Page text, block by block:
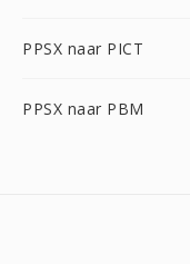
PPSX naar PICT
PPSX naar PBM